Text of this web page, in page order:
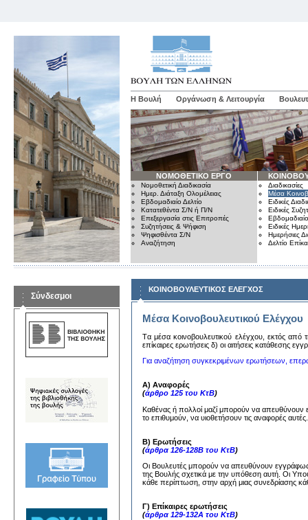
Η Βουλή Οργάνωση & Λειτουργία
ΝΟΜΟΘΕΤΙΚΟ ΕΡΓΟ
Νομοθετική Διαδικασία
Ημερ. Διάταξη Ολομέλειας
Εβδομαδιαίο Δελτίο
Κατατεθέντα Σ/Ν ή Π/Ν
Επεξεργασία στις Επιτροπές
Συζητήσεις & Ψήφιση
Ψηφισθέντα Σ/Ν
Αναζήτηση
Διαδικασίες
Μέσα
Ειδικές
Ειδικές
Εβδομαδιαίο
Ειδικές
Ημερήσιες
Δελτίο
Σύνδεσμοι
ΚΟΙΝΟΒΟΥΛΕΥΤΙΚΟΣ ΕΛΕΓΧΟΣ
Μέσα Κοινοβουλευτικού Ελέγχου
Tα μέσα κoινoβoυλευτικoύ ελέγχoυ, εκτός από
επίκαιρες ερωτήσεις δ) oι αιτήσεις κατάθεσης
Για αναζήτηση συγκεκριμένων ερωτήσεων,
Α) Αναφορές
(άρθρο 125 του ΚτΒ)
Καθένας ή πολλοί μαζί μπορούν να
το επιθυμούν, να υιοθετήσουν τις αναφορές
Β) Ερωτήσεις
(άρθρα 126-128Β του ΚτΒ)
Οι Βουλευτές μπορούν να απευθύνουν
της Βουλής σχετικά με την υπόθεση αυτή. Οι
κάθε περίπτωση, στην αρχή μιας συνεδρίασης
Γ) Επίκαιρες ερωτήσεις
(άρθρα 129-132Α του ΚτΒ)